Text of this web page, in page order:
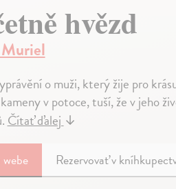
hvězd
o muži, který žije pro
v potoce, tuší, že v jeho
Čítať ďalej↓
webe Rezervovať v